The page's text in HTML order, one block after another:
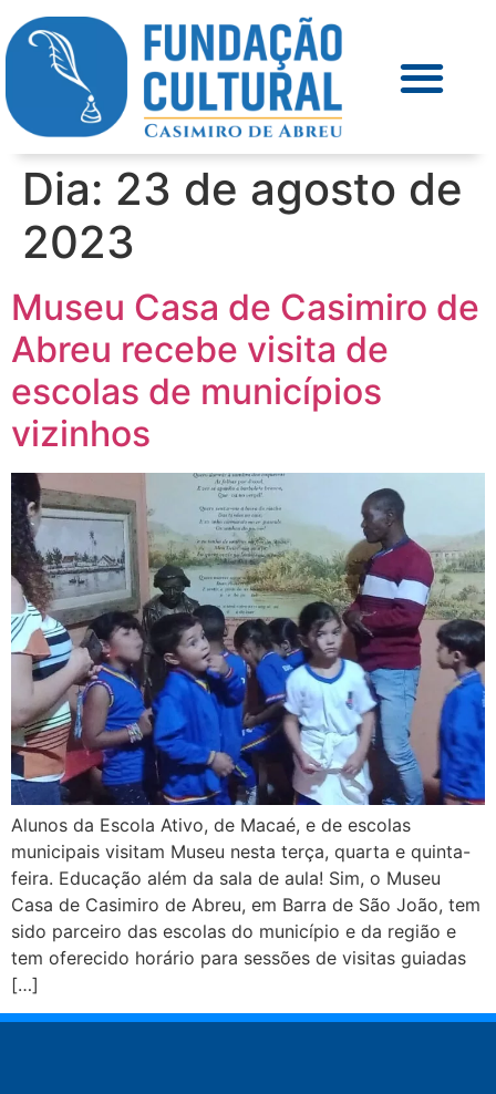
Dia: 23 de agosto de
2023
Museu Casa de Casimiro de
Abreu recebe visita de
escolas de municípios
vizinhos
Alunos da Escola Ativo, de Macaé, e de escolas
municipais visitam Museu nesta terça, quarta e quinta-
feira. Educação além da sala de aula! Sim, o Museu
Casa de Casimiro de Abreu, em Barra de São João, tem
sido parceiro das escolas do município e da região e
tem oferecido horário para sessões de visitas guiadas
[…]